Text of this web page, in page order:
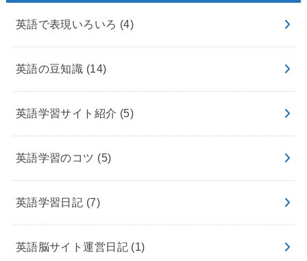
英語で表現いろいろ (4)
英語の豆知識 (14)
英語学習サイト紹介 (5)
英語学習のコツ (5)
英語学習日記 (7)
英語脳サイト運営日記 (1)